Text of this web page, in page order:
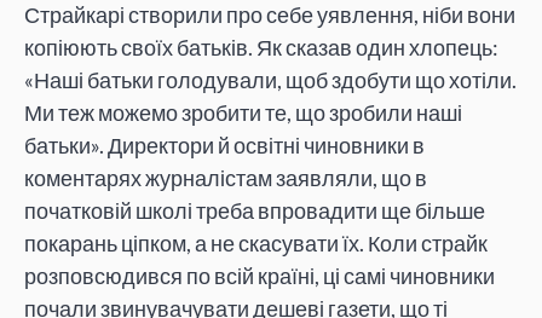
Страйкарі створили про себе уявлення, ніби вони
копіюють своїх батьків. Як сказав один хлопець:
«Наші батьки голодували, щоб здобути що хотіли.
Ми теж можемо зробити те, що зробили наші
батьки». Директори й освітні чиновники в
коментарях журналістам заявляли, що в
початковій школі треба впровадити ще більше
покарань ціпком, а не скасувати їх. Коли страйк
розповсюдився по всій країні, ці самі чиновники
почали звинувачувати дешеві газети, що ті